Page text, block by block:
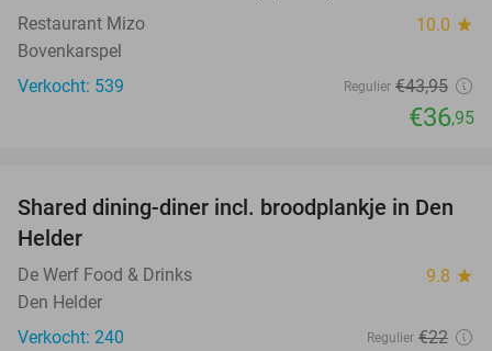
Restaurant Mizo 10.0 star
Bovenkarspel
Verkocht: 539
Regulier €43,95
€36,95
25%
Shared dining-diner incl. broodplankje in Den
Helder
De Werf Food & Drinks 9.8 star
Den Helder
Verkocht: 240
Regulier €22